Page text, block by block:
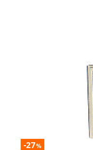
-27%